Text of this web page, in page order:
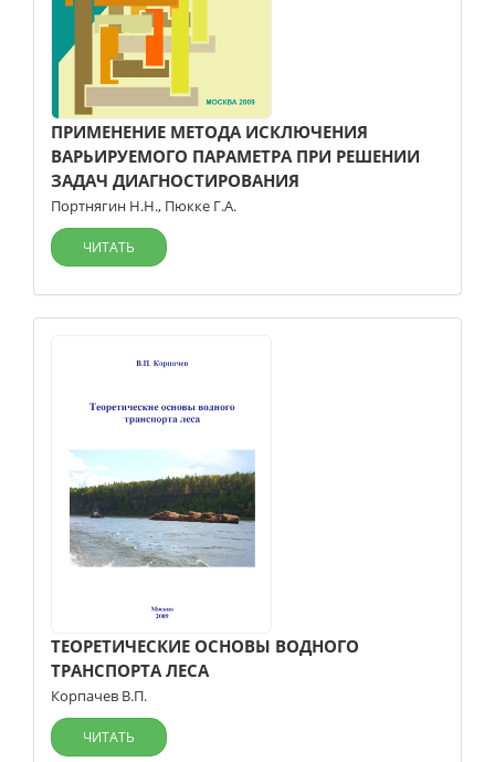
ПРИМЕНЕНИЕ МЕТОДА ИСКЛЮЧЕНИЯ
ВАРЬИРУЕМОГО ПАРАМЕТРА ПРИ РЕШЕНИИ
ЗАДАЧ ДИАГНОСТИРОВАНИЯ
Портнягин Н.Н., Пюкке Г.А.
ЧИТАТЬ
ТЕОРЕТИЧЕСКИЕ ОСНОВЫ ВОДНОГО
ТРАНСПОРТА ЛЕСА
Корпачев В.П.
ЧИТАТЬ